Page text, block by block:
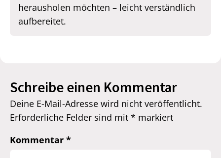
herausholen möchten – leicht verständlich
aufbereitet.
Schreibe einen Kommentar
Deine E-Mail-Adresse wird nicht veröffentlicht.
Erforderliche Felder sind mit * markiert
Kommentar *